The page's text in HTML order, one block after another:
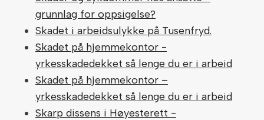
grunnlag for oppsigelse?
Skadet i arbeidsulykke på Tusenfryd.
Skadet på hjemmekontor -
yrkesskadedekket så lenge du er i arbeid
Skadet på hjemmekontor –
yrkesskadedekket så lenge du er i arbeid
Skarp dissens i Høyesterett -